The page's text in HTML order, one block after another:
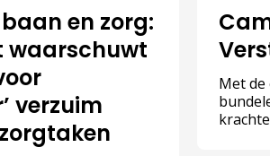
en zorg:
waarschuwt
verzuim
Met de